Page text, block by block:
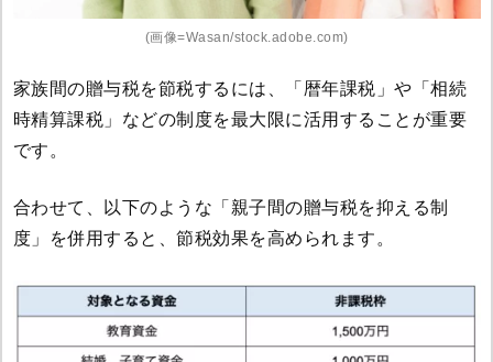
(画像=Wasan/stock.adobe.com)
家族間の贈与税を節税するには、「暦年課税」や「相続
時精算課税」などの制度を最大限に活用することが重要
です。
合わせて、以下のような「親子間の贈与税を抑える制
度」を併用すると、節税効果を高められます。